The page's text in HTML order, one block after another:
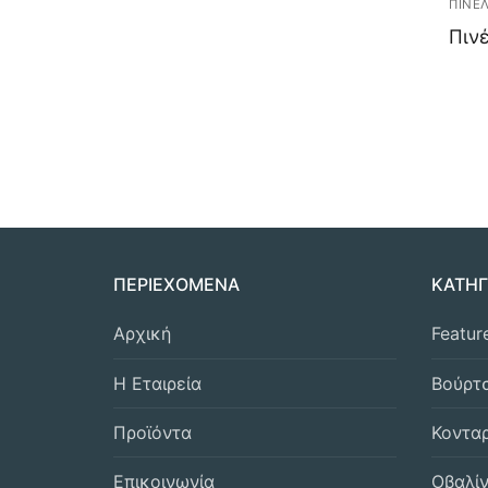
ΠΕΡΙΕΧΟΜΕΝΑ
Αρχική
Η Εταιρεία
Προϊόντα
Επικοινωνία